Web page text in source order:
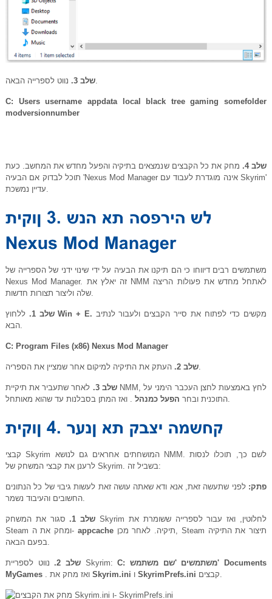
שלב 3.נווט לספרייה הבאה.
C: Users username appdata local black tree gaming somefolder
modversionnumber
שלב 4.
מחק את כל הקבצים שנמצאים בתיקיה והפעל מחדש את המחשב. כעת
תוכל לבדוק אם הבעיה 'Nexus Mod Manager אינה מוגדרת לעבוד עם Skyrim'
עדיין נמשכת.
משתמשים רבים דיווחו כי הם תיקנו את הבעיה על ידי שינוי ידני של הספרייה של
Nexus Mod Manager. זה יאלץ את NMM לאתחל מחדש את פעולות הריצה
שלה וליצור תצורות חדשות.
שלב 1.ללחוץWin + E.
הבא.
C: Program Files (x86) Nexus Mod Manager
שלב 2.העתק את התיקיה למיקום אחר שמציין את הספריה.
שלב 3.
לאחר שתעביר את תיקיית NMM, לחץ באמצעות לחצן העכבר הימני על
התוכנית ובחר הפעל כמנהל . ואז המתן בסבלנות עד שהוא מאותחל.
קבצי Skyrim המושחתים אחראים גם לנושא NMM. לשם כך, תוכלו לנסות
לרענן את קבצי המשחק של Skyrim. בשביל זה:
פתק: לפני שתעשה זאת, אנא ודא שאתה עושה זאת לעשות גיבוי של כל הנתונים
החשובים והעיבוד נשמר.
שלב 1.
סגור את המשחק Skyrim לחלוטין, ואז עבור לספרייה ששומרת את
Steam ומחק את ה- appcacheתיקיה. לאחר מכן, Steam תיצור את התיקיה
בפעם הבאה.
שלב 2. נווט לספריית Skyrim:C: משתמשים 'שם משתמש' Documents
MyGames
. ואז מחק את Skyrim.ini ו SkyrimPrefs.ini קבצים.